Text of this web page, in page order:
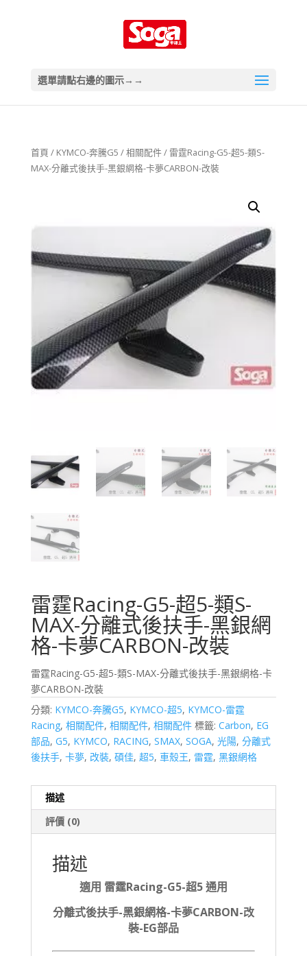
選單請點右邊的圖示→→
首頁 / KYMCO-奔騰G5 /相關配件/ 雷霆Racing-G5-超5-類S-
MAX-分離式後扶手-黑銀網格-卡夢CARBON-改裝
雷霆Racing-G5-超5-類S-
MAX-分離式後扶手-黑銀網
格-卡夢CARBON-改裝
雷霆Racing-G5-超5-類S-MAX-分離式後扶手-黑銀網格-卡
夢CARBON-改裝
分類: KYMCO-奔騰G5, KYMCO-超5, KYMCO-雷霆
Racing, 相關配件, 相關配件, 相關配件 標籤: Carbon, EG
部品, G5, KYMCO, RACING, SMAX, SOGA, 光陽, 分離式
後扶手, 卡夢, 改裝, 碩佳, 超5, 車殼王, 雷霆, 黑銀網格
描述
評價 (0)
描述
適用 雷霆Racing-G5-超5 通用
分離式後扶手-黑銀網格-卡夢CARBON-改
裝-EG部品